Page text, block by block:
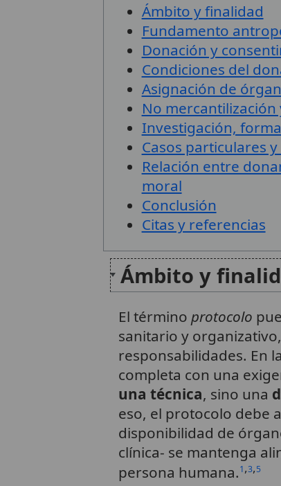
Ámbito y finalidad
Fundamento
Donación y
Condiciones del
Asignación de
No
Investigación,
Casos particulares
Relación entre
moral
Conclusión
Citas y referencias
Ámbito y
El término protocolo
sanitario y
responsabilidades. En la
completa con una
una técnica, sino una
eso, el protocolo debe
disponibilidad de
clínica- se mantenga
persona humana.1,3,5